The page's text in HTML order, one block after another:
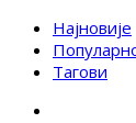
Најновије
Тагови